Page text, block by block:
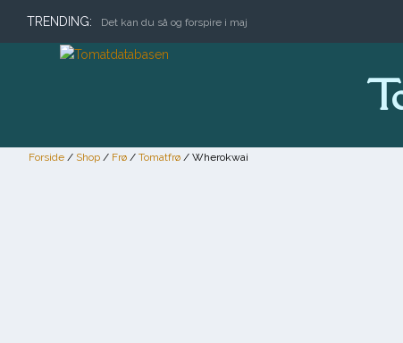
TRENDING: Det kan du så og forspire i maj
Forside / Shop / Frø / Tomatfrø / Wherokwai